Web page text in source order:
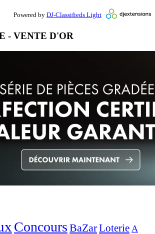
Powered by DJ-Classifieds Light
- VENTE D'OR
Concours BaZarLoterie A